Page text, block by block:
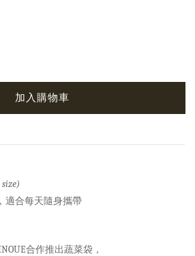
加入購物車
適合每天隨身攜帶
合作推出蔬菜袋，